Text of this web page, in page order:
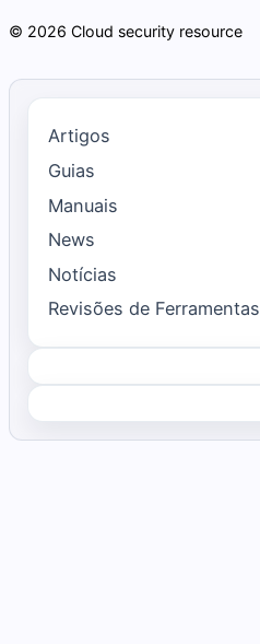
© 2026 Cloud security resource
Artigos
Guias
Manuais
News
Notícias
Revisões de Ferramentas